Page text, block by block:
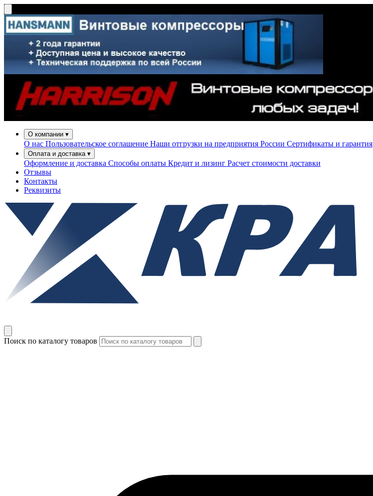
О компании ▾
О нас Пользовательское соглашение Наши отгрузки на предприятия России Сертификаты и гарантия
Оплата и доставка ▾
Оформление и доставка Способы оплаты Кредит и лизинг Расчет стоимости доставки
Отзывы
Контакты
Реквизиты
Поиск по каталогу товаров